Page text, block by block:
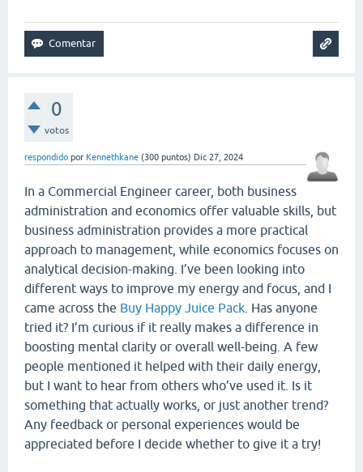
0
votos
respondido por Kennethkane (300 puntos) Dic 27, 2024
In a Commercial Engineer career, both business
administration and economics offer valuable skills, but
business administration provides a more practical
approach to management, while economics focuses on
analytical decision-making. I’ve been looking into
different ways to improve my energy and focus, and I
came across the Buy Happy Juice Pack . Has anyone
tried it? I’m curious if it really makes a difference in
boosting mental clarity or overall well-being. A few
people mentioned it helped with their daily energy,
but I want to hear from others who’ve used it. Is it
something that actually works, or just another trend?
Any feedback or personal experiences would be
appreciated before I decide whether to give it a try!